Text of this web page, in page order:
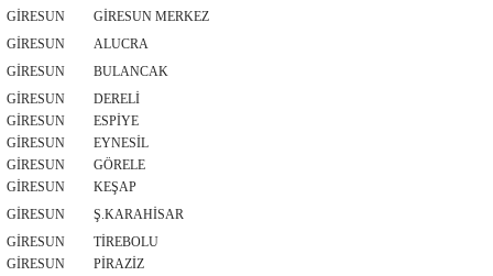
GİRESUN
GİRESUN MERKEZ
GİRESUN
ALUCRA
GİRESUN
BULANCAK
GİRESUN
DERELİ
GİRESUN
ESPİYE
GİRESUN
EYNESİL
GİRESUN
GÖRELE
GİRESUN
KEŞAP
GİRESUN
Ş.KARAHİSAR
GİRESUN
TİREBOLU
GİRESUN
PİRAZİZ